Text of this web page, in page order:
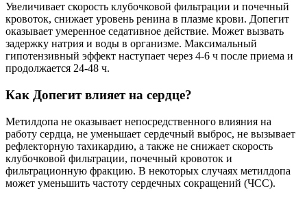
Увеличивает скорость клубочковой фильтрации и почечный
кровоток, снижает уровень ренина в плазме крови. Допегит
оказывает умеренное седативное действие. Может вызвать
задержку натрия и воды в организме. Максимальный
гипотензивный эффект наступает через 4-6 ч после приема и
продолжается 24-48 ч.
Как Допегит влияет на сердце?
Метилдопа не оказывает непосредственного влияния на
работу сердца, не уменьшает сердечный выброс, не вызывает
рефлекторную тахикардию, а также не снижает скорость
клубочковой фильтрации, почечный кровоток и
фильтрационную фракцию. В некоторых случаях метилдопа
может уменьшить частоту сердечных сокращений (ЧСС).